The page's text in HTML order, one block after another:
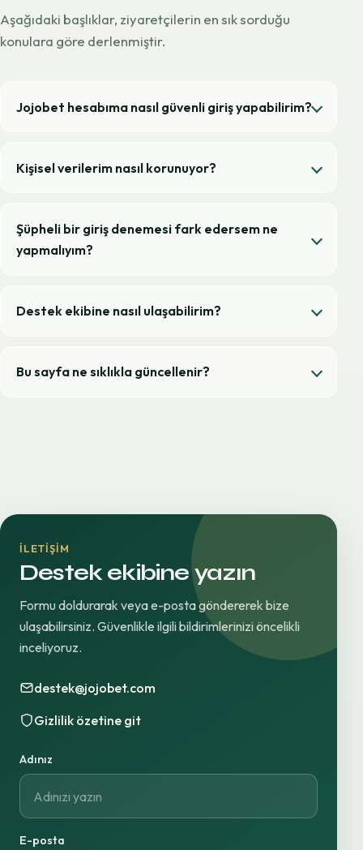
Aşağıdaki başlıklar, ziyaretçilerin en sık sorduğu
konulara göre derlenmiştir.
Jojobet hesabıma nasıl güvenli giriş yapabilirim?
Kişisel verilerim nasıl korunuyor?
Şüpheli bir giriş denemesi fark edersem ne
yapmalıyım?
Destek ekibine nasıl ulaşabilirim?
Bu sayfa ne sıklıkla güncellenir?
İLETIŞIM
Destek ekibine yazın
Formu doldurarak veya e-posta göndererek bize
ulaşabilirsiniz. Güvenlikle ilgili bildirimlerinizi öncelikli
inceliyoruz.
destek@jojobet.com
Gizlilik özetine git
Adınız
E-posta